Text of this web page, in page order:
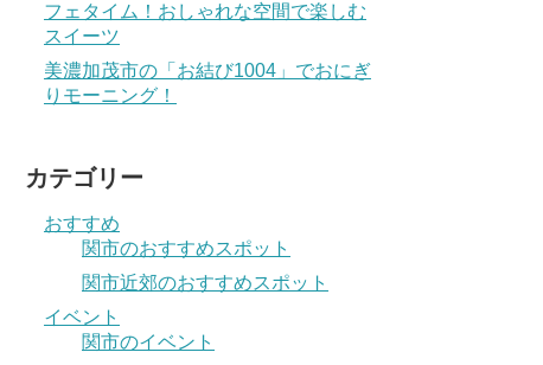
フェタイム！おしゃれな空間で楽しむ
スイーツ
美濃加茂市の「お結び1004」でおにぎ
りモーニング！
カテゴリー
おすすめ
関市のおすすめスポット
関市近郊のおすすめスポット
イベント
関市のイベント